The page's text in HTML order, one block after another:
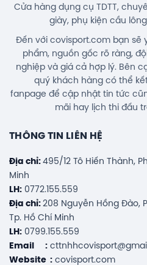
Cửa hàng dụng cụ TDTT,
giày, phụ kiện cầu
Đến với covisport.com bạn sẽ
phẩm, nguồn gốc rõ ràng,
nghiệp và giá cả hợp lý. Bên
quý khách hàng có thể
fanpage để cập nhật tin tức
mãi hay lịch thi đấu
THÔNG TIN LIÊN HỆ
Địa chỉ: 495/12 Tô Hiến Thành,
Minh
LH: 0772.155.559
Địa chỉ: 208 Nguyễn Hồng Đào,
Tp. Hồ Chí Minh
LH: 0799.155.559
Email :
Website : covisport.com